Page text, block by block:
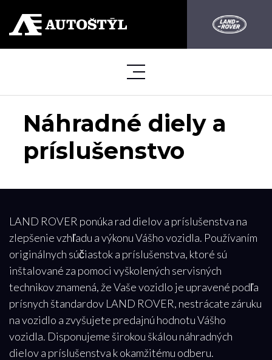
Náhradné diely a
príslušenstvo
LAND ROVER ponúka rad dielov a príslušenstva na
zlepšenie vzhľadu a výkonu Vášho vozidla. Používaním
originálnych súčiastok a príslušenstva, ktoré sú
inštalované za pomoci vyškolených servisných
technikov znamená, že Vaše vozidlo je upravené podľa
prísnych štandardov LAND ROVER, nestrácate záruku
na vozidlo a zvyšujete predajnú hodnotu Vášho
vozidla. Disponujeme širokou škálou náhradných
dielov a príslušenstva k okamžitému odberu.